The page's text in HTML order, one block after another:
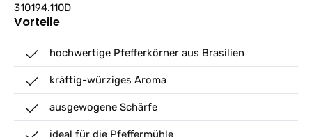
310194.110D
Vorteile
hochwertige Pfefferkörner aus Brasilien
kräftig-würziges Aroma
ausgewogene Schärfe
ideal für die Pfeffermühle